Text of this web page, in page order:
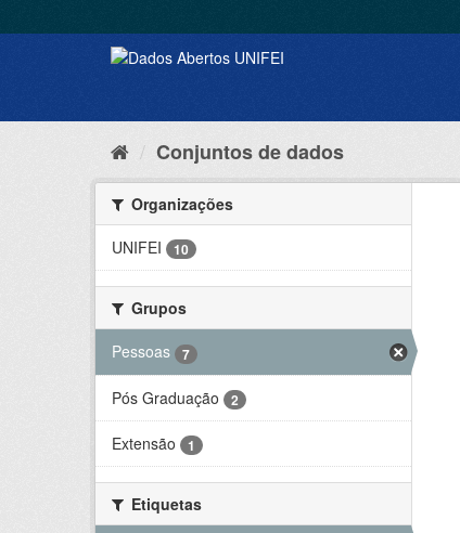
Conjuntos de dados
Organizações
UNIFEI
10
Grupos
Pessoas
7
Pós Graduação 2
Extensão 1
Etiquetas